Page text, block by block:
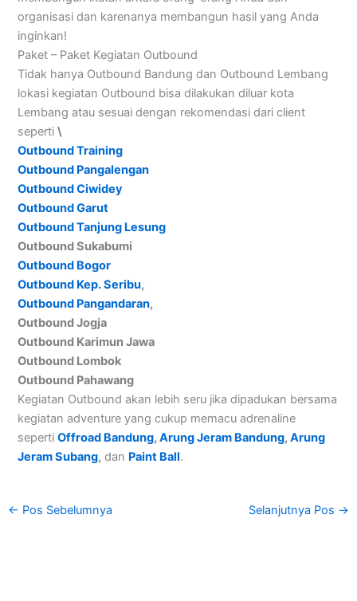
organisasi dan karenanya membangun hasil yang Anda
inginkan!
Paket – Paket Kegiatan Outbound
Tidak hanya Outbound Bandung dan Outbound Lembang
lokasi kegiatan Outbound bisa dilakukan diluar kota
Lembang atau sesuai dengan rekomendasi dari client
seperti\
Outbound Training
Outbound Pangalengan
Outbound Ciwidey
Outbound Garut
Outbound Tanjung Lesung
Outbound Sukabumi
Outbound Bogor
Outbound Kep. Seribu,
Outbound Pangandaran,
Outbound Jogja
Outbound Karimun Jawa
Outbound Lombok
Outbound Pahawang
Kegiatan Outbound akan lebih seru jika dipadukan bersama
kegiatan adventure yang cukup memacu adrenaline
sepertiOffroad Bandung, Arung Jeram Bandung, Arung
Jeram Subang, dan Paint Ball.
← Pos Sebelumnya Selanjutnya Pos →